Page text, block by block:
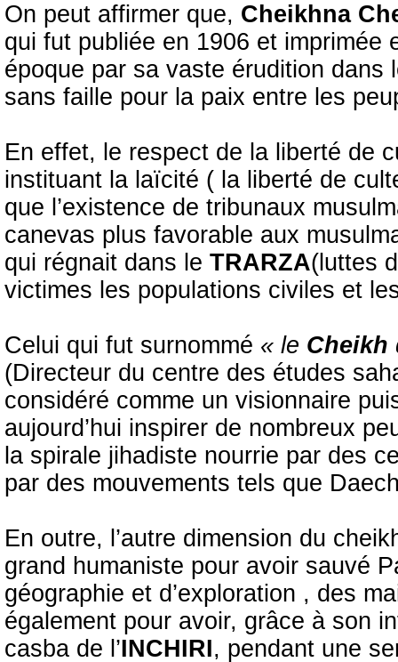
On peut affirmer que, Cheikhna
qui fut publiée en 1906 et imprimée
époque par sa vaste érudition
sans faille pour la paix entre les
En effet, le respect de la liberté de
instituant la laïcité ( la liberté de
que l’existence de tribunaux
canevas plus favorable aux
qui régnait dans le TRARZA(luttes
victimes les populations civiles et
Celui qui fut surnommé « le Cheikh
(Directeur du centre des études
considéré comme un visionnaire
aujourd’hui inspirer de nombreux
la spirale jihadiste nourrie par des
par des mouvements tels que
En outre, l’autre dimension du
grand humaniste pour avoir sauvé
géographie et d’exploration , des
également pour avoir, grâce à son
casba de l’INCHIRI, pendant une